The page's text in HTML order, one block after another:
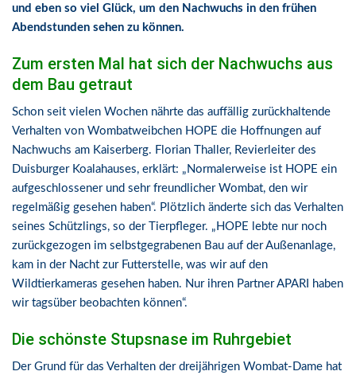
und eben so viel Glück, um den Nachwuchs in den frühen
Abendstunden sehen zu können.
Zum ersten Mal hat sich der Nachwuchs aus
dem Bau getraut
Schon seit vielen Wochen nährte das auffällig zurückhaltende
Verhalten von Wombatweibchen HOPE die Hoffnungen auf
Nachwuchs am Kaiserberg. Florian Thaller, Revierleiter des
Duisburger Koalahauses, erklärt: „Normalerweise ist HOPE ein
aufgeschlossener und sehr freundlicher Wombat, den wir
regelmäßig gesehen haben“. Plötzlich änderte sich das Verhalten
seines Schützlings, so der Tierpfleger. „HOPE lebte nur noch
zurückgezogen im selbstgegrabenen Bau auf der Außenanlage,
kam in der Nacht zur Futterstelle, was wir auf den
Wildtierkameras gesehen haben. Nur ihren Partner APARI haben
wir tagsüber beobachten können“.
Die schönste Stupsnase im Ruhrgebiet
Der Grund für das Verhalten der dreijährigen Wombat-Dame hat